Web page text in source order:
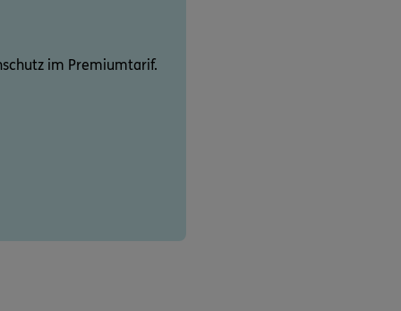
im Premiumtarif.